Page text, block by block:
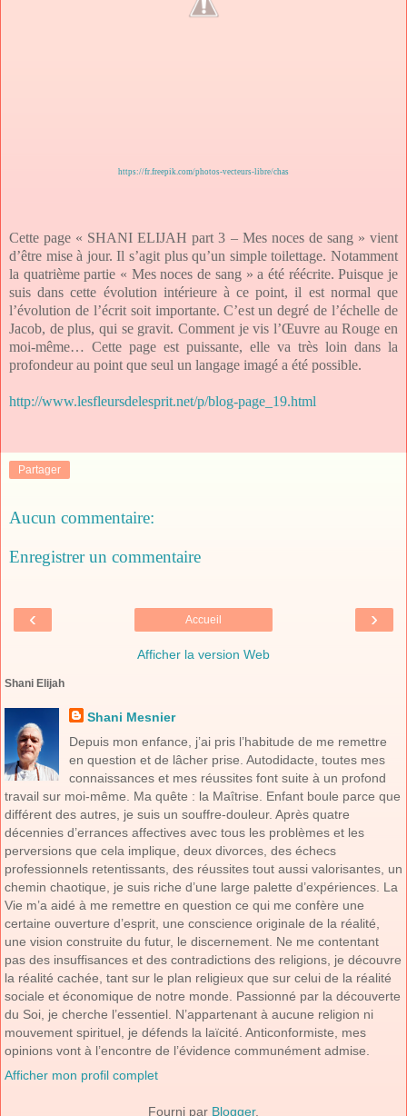
https://fr.freepik.com/photos-vecteurs-libre/chas
Cette page « SHANI ELIJAH part 3 – Mes noces de sang » vient
d’être mise à jour. Il s’agit plus qu’un simple toilettage. Notamment
la quatrième partie « Mes noces de sang » a été réécrite. Puisque je
suis dans cette évolution intérieure à ce point, il est normal que
l’évolution de l’écrit soit importante. C’est un degré de l’échelle de
Jacob, de plus, qui se gravit. Comment je vis l’Œuvre au Rouge en
moi-même… Cette page est puissante, elle va très loin dans la
profondeur au point que seul un langage imagé a été possible.
http://www.lesfleursdelesprit.net/p/blog-page_19.html
Partager
Aucun commentaire:
Enregistrer un commentaire
‹ ›
Accueil
Afficher la version Web
Shani Elijah
Shani Mesnier
Depuis mon enfance, j’ai pris l’habitude de me remettre
en question et de lâcher prise. Autodidacte, toutes mes
connaissances et mes réussites font suite à un profond
travail sur moi-même. Ma quête : la Maîtrise. Enfant boule parce que
différent des autres, je suis un souffre-douleur. Après quatre
décennies d’errances affectives avec tous les problèmes et les
perversions que cela implique, deux divorces, des échecs
professionnels retentissants, des réussites tout aussi valorisantes, un
chemin chaotique, je suis riche d’une large palette d’expériences. La
Vie m’a aidé à me remettre en question ce qui me confère une
certaine ouverture d’esprit, une conscience originale de la réalité,
une vision construite du futur, le discernement. Ne me contentant
pas des insuffisances et des contradictions des religions, je découvre
la réalité cachée, tant sur le plan religieux que sur celui de la réalité
sociale et économique de notre monde. Passionné par la découverte
du Soi, je cherche l’essentiel. N’appartenant à aucune religion ni
mouvement spirituel, je défends la laïcité. Anticonformiste, mes
opinions vont à l’encontre de l’évidence communément admise.
Afficher mon profil complet
Fourni par Blogger.